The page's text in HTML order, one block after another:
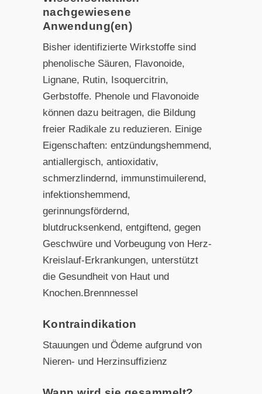
nachgewiesene
Anwendung(en)
Bisher identifizierte Wirkstoffe sind
phenolische Säuren, Flavonoide,
Lignane, Rutin, Isoquercitrin,
Gerbstoffe. Phenole und Flavonoide
können dazu beitragen, die Bildung
freier Radikale zu reduzieren. Einige
Eigenschaften: entzündungshemmend,
antiallergisch, antioxidativ,
schmerzlindernd, immunstimuilerend,
infektionshemmend,
gerinnungsfördernd,
blutdrucksenkend, entgiftend, gegen
Geschwüre und Vorbeugung von Herz-
Kreislauf-Erkrankungen, unterstützt
die Gesundheit von Haut und
Knochen.Brennnessel
Kontraindikation
Stauungen und Ödeme aufgrund von
Nieren- und Herzinsuffizienz